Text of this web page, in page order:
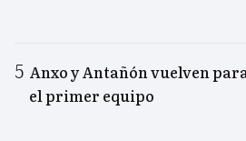
Anxo y Antañón vuelven
el primer equipo